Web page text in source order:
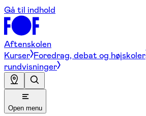
Gå til indhold
Aftenskolen
Kurser Foredrag, debat og højskoler
rundvisninger
Open menu